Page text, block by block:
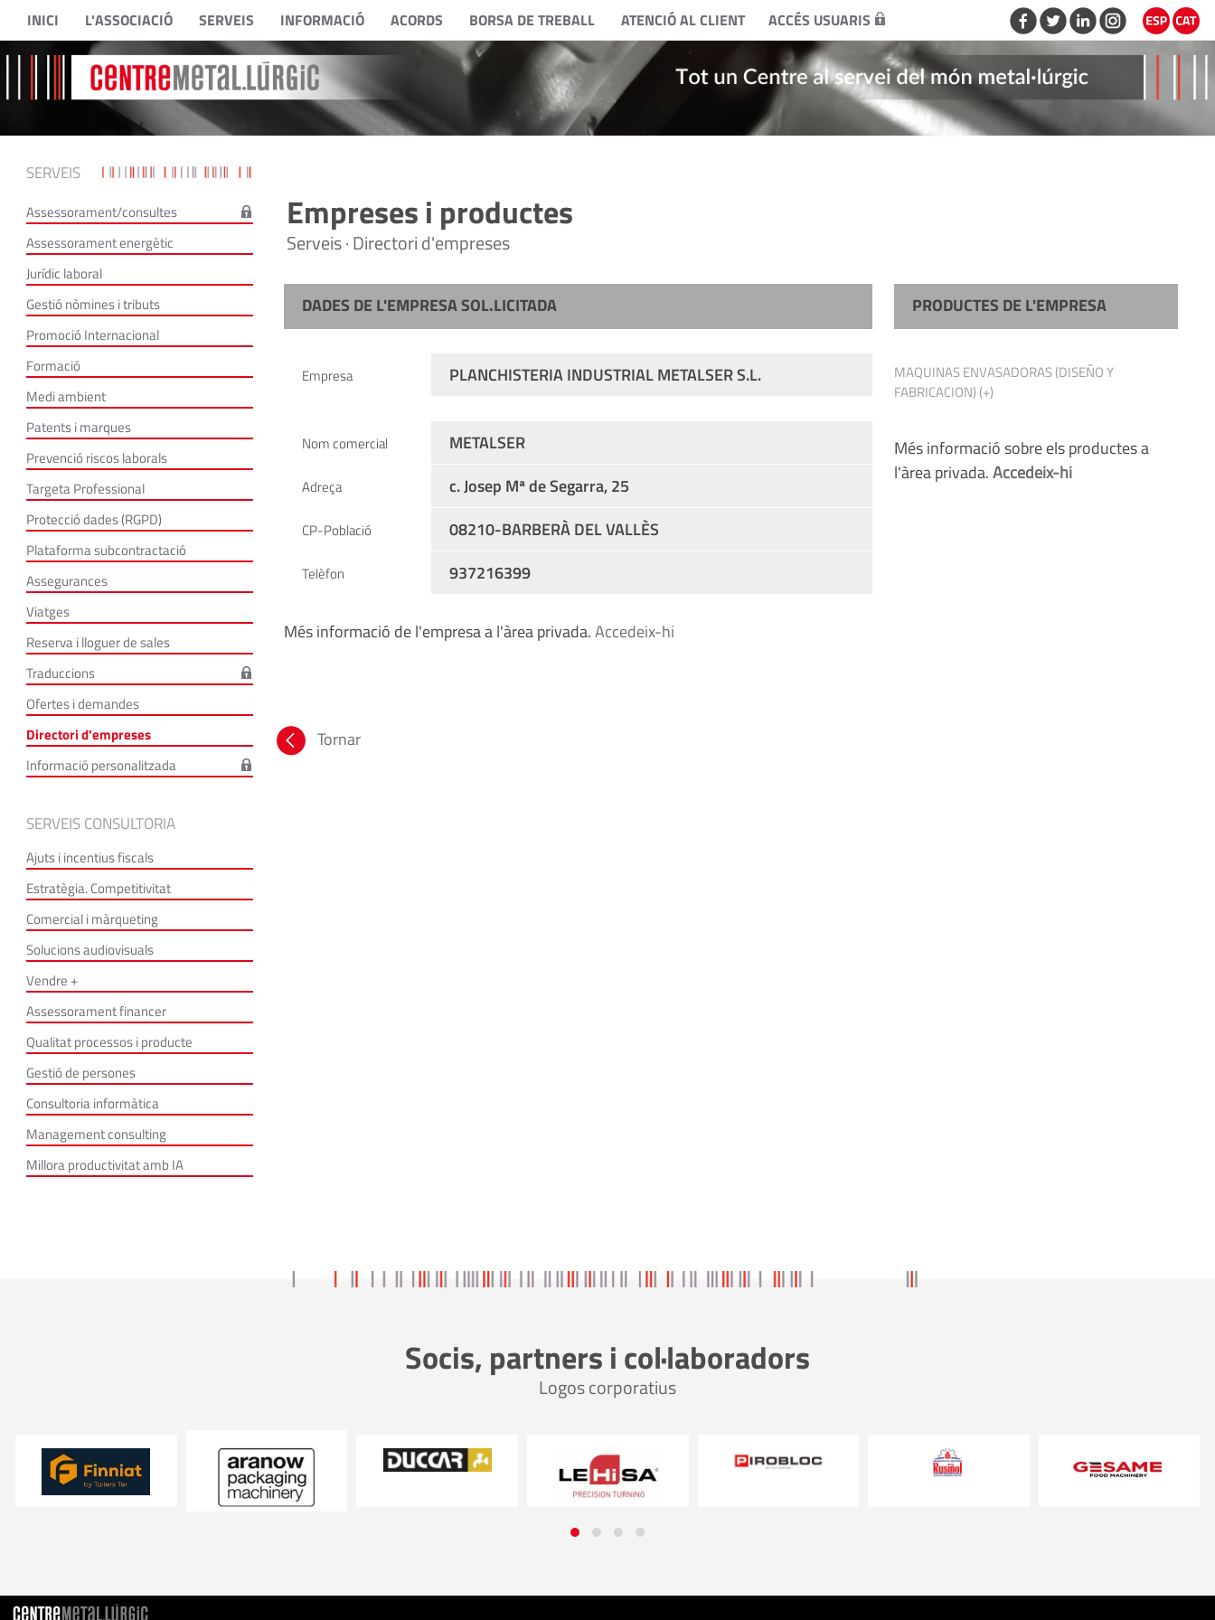
INICI L'ASSOCIACIÓ SERVEIS INFORMACIÓ ACORDS BORSA DE TREBALL ATENCIÓ AL CLIENT ACCÉS USUARIS
SERVEIS
Assessorament/consultes
Assessorament energètic
Jurídic laboral
Gestió nòmines i tributs
Promoció Internacional
Formació
Medi ambient
Patents i marques
Prevenció riscos laborals
Targeta Professional
Protecció dades (RGPD)
Plataforma subcontractació
Assegurances
Viatges
Reserva i lloguer de sales
Traduccions
Ofertes i demandes
Directori d'empreses
Informació personalitzada
SERVEIS CONSULTORIA
Ajuts i incentius fiscals
Estratègia. Competitivitat
Comercial i màrqueting
Solucions audiovisuals
Vendre +
Assessorament financer
Qualitat processos i producte
Gestió de persones
Consultoria informàtica
Management consulting
Millora productivitat amb IA
Empreses i productes
Serveis · Directori d'empreses
DADES DE L'EMPRESA SOL.LICITADA
Empresa PLANCHISTERIA INDUSTRIAL METALSER S.L.
Nom comercial METALSER
Adreça c. Josep Mª de Segarra, 25
CP-Població 08210-BARBERÀ DEL VALLÈS
Telèfon 937216399
Més informació de l'empresa a l'àrea privada.Accedeix-hi
PRODUCTES DE L'EMPRESA
MAQUINAS ENVASADORAS (DISEÑO Y
FABRICACION) (+)
Més informació sobre els productes a
l'àrea privada.Accedeix-hi
Tornar
Socis, partners i col·laboradors
Logos corporatius